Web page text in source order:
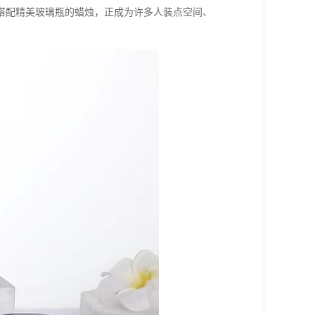
精美玻璃瓶的蜡烛，正成为许多人装点空间、